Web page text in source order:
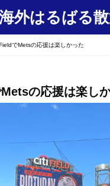
外はるばる
でMetsの応援は楽しかった
の応援は楽し